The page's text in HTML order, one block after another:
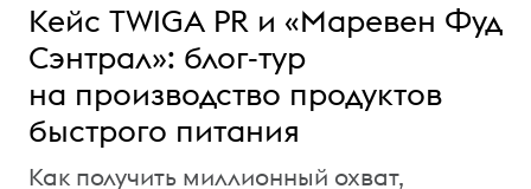
Кейс TWIGA PR и «Маревен Фуд
Сэнтрал»: блог-тур
на производство продуктов
быстрого питания
Как получить миллионный охват,